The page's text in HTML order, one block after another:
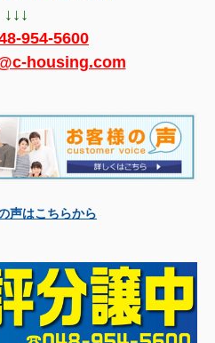
↓↓↓
954-5600
housing.com
声はこちらから